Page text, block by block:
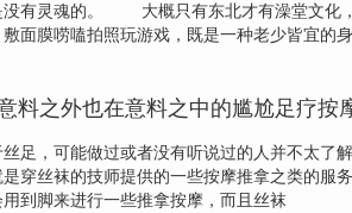
没有灵魂的。 大概只有东北才有澡堂文化
面膜唠嗑拍照玩游戏，既是一种老少皆宜的
料之外也在意料之中的尴尬足疗按
足，可能做过或者没有听说过的人并不太了
穿丝袜的技师提供的一些按摩推拿之类的服
用到脚来进行一些推拿按摩，而且丝袜